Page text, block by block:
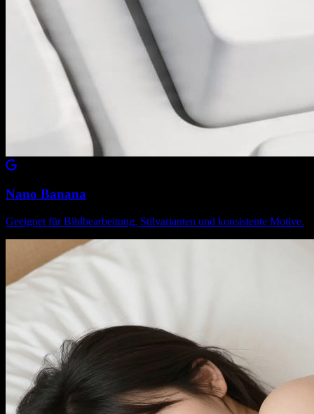
Nano Banana
Geeignet für Bildbearbeitung, Stilvarianten und konsistente Motive.